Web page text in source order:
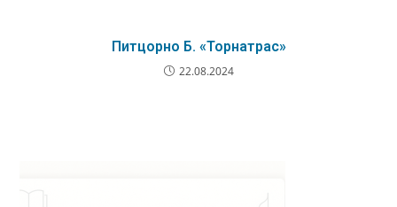
Питцорно Б. «Торнатрас»
22.08.2024